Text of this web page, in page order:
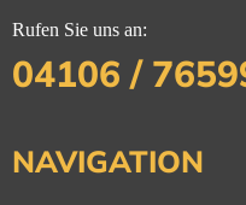
Rufen Sie uns an:
04106 /
NAVIGATION